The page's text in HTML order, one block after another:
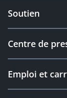
Soutien
Centre de
Emploi et